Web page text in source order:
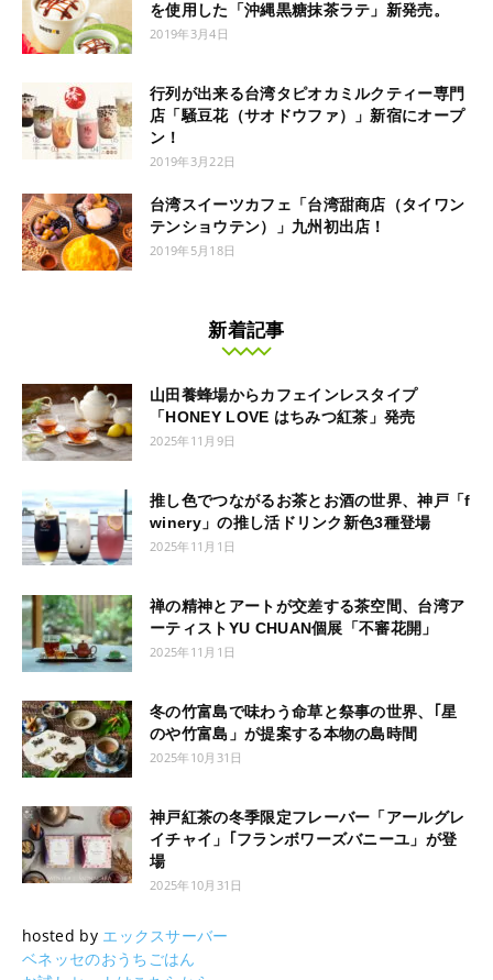
を使用した「沖縄黒糖抹茶ラテ」新発売。
2019年3月4日
行列が出来る台湾タピオカミルクティー専門
店「騒豆花（サオドウファ）」新宿にオープ
ン！
2019年3月22日
台湾スイーツカフェ「台湾甜商店（タイワン
テンショウテン）」九州初出店！
2019年5月18日
新着記事
山田養蜂場からカフェインレスタイプ
「HONEY LOVE はちみつ紅茶」発売
2025年11月9日
推し色でつながるお茶とお酒の世界、神戸「f
winery」の推し活ドリンク新色3種登場
2025年11月1日
禅の精神とアートが交差する茶空間、台湾ア
ーティストYU CHUAN個展「不審花開」
2025年11月1日
冬の竹富島で味わう命草と祭事の世界、｢星
のや竹富島」が提案する本物の島時間
2025年10月31日
神戸紅茶の冬季限定フレーバー「アールグレ
イチャイ」｢フランボワーズバニーユ」が登
場
2025年10月31日
hosted by エックスサーバー
ベネッセのおうちごはん